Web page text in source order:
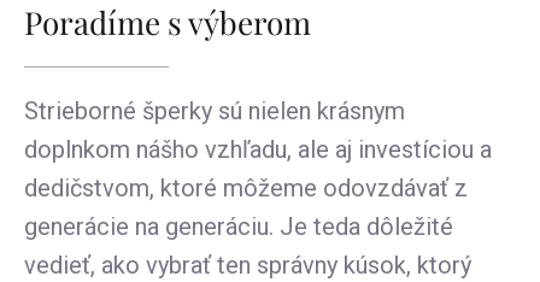
Poradíme s výberom
Strieborné šperky sú nielen krásnym
doplnkom nášho vzhľadu, ale aj investíciou a
dedičstvom, ktoré môžeme odovzdávať z
generácie na generáciu. Je teda dôležité
vedieť, ako vybrať ten správny kúsok, ktorý